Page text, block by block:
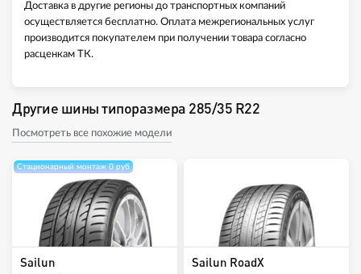
Доставка в другие регионы до транспортных компаний
осуществляется бесплатно. Оплата межрегиональных услуг
производится покупателем при получении товара согласно
расценкам ТК.
Другие шины типоразмера 285/35 R22
Посмотреть все похожие модели
Стационарный монтаж 0 руб
Sailun Sailun RoadX